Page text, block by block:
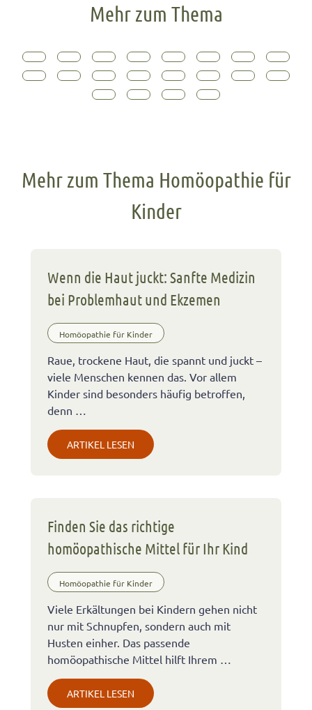
Mehr zum Thema
Mehr zum Thema Homöopathie für
Kinder
Wenn die Haut juckt: Sanfte Medizin
bei Problemhaut und Ekzemen
Homöopathie für Kinder
Raue, trockene Haut, die spannt und juckt –
viele Menschen kennen das. Vor allem
Kinder sind besonders häufig betroffen,
denn …
ARTIKEL LESEN
Finden Sie das richtige
homöopathische Mittel für Ihr Kind
Homöopathie für Kinder
Viele Erkältungen bei Kindern gehen nicht
nur mit Schnupfen, sondern auch mit
Husten einher. Das passende
homöopathische Mittel hilft Ihrem …
ARTIKEL LESEN